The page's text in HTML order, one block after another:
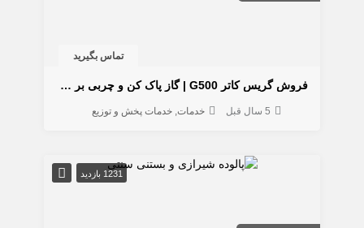
تماس بگیرید
فروش گریس کاتر G500 | گاز پاک کن و چربی بر قوی
5 سال قبل خدمات خدمات پخش و توزیع
1231 بازدید